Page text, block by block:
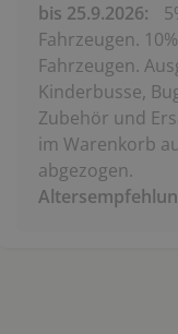
bis 25.9.2026:
Fahrzeugen.
Fahrzeugen.
Kinderbusse,
Zubehör und
im Warenkorb
abgezogen.